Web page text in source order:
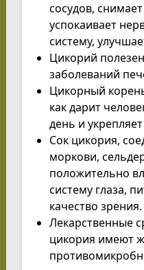
сосудов,
успокаивает
систему,
Цикорий
заболеваний
Цикорный
как дарит
день и
Сок цикория,
моркови,
положительно
систему глаза,
качество зрения.
Лекарственные
цикория имеют